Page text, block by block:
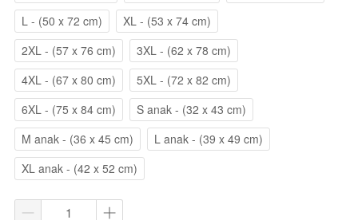
L - (50 x 72 cm)
XL - (53 x 74 cm)
2XL - (57 x 76 cm)
3XL - (62 x 78 cm)
4XL - (67 x 80 cm)
5XL - (72 x 82 cm)
6XL - (75 x 84 cm)
S anak - (32 x 43 cm)
M anak - (36 x 45 cm)
L anak - (39 x 49 cm)
XL anak - (42 x 52 cm)